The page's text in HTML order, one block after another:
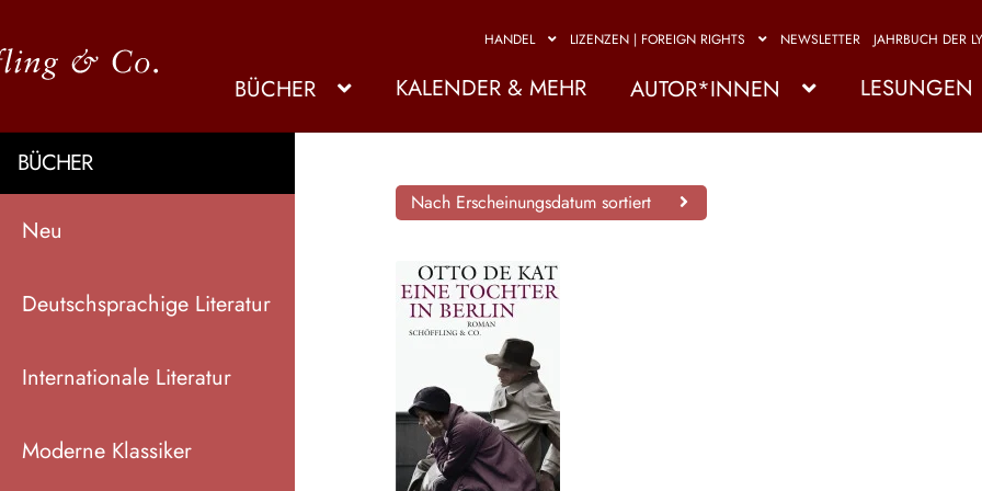
HANDEL LIZENZEN | FOREIGN RIGHTS NEWSLETTER JAHRBUCH DER
BÜCHER KALENDER & MEHR AUTOR*INNEN LESUNGEN
BÜCHER
Neu
Deutschsprachige Literatur
Internationale Literatur
Moderne Klassiker
Nach Erscheinungsdatum sortiert